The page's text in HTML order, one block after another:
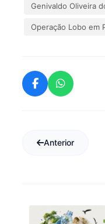
Genivaldo Oliveira
Operação Lobo em
Anterior